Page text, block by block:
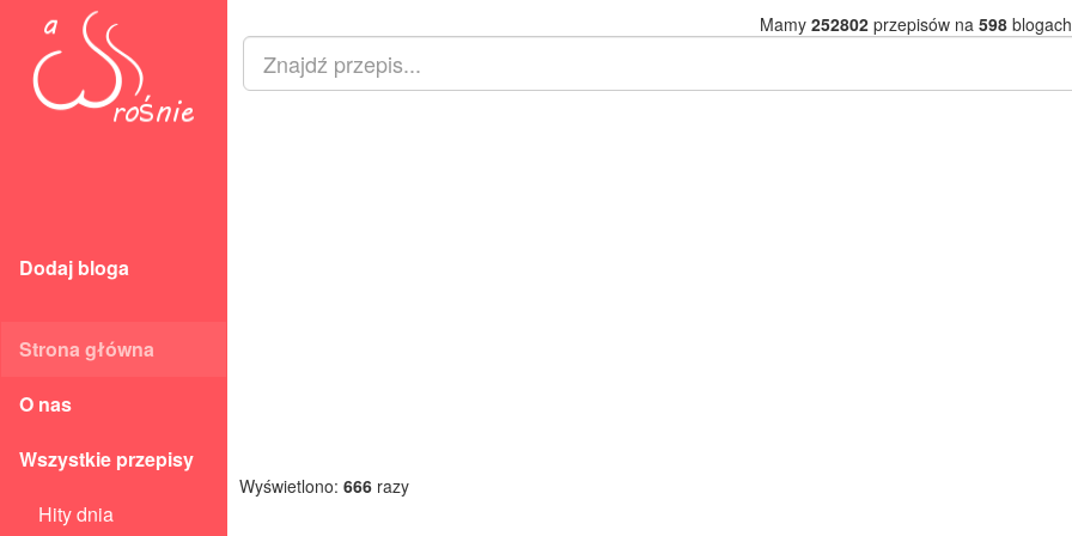
Dodaj bloga
Strona główna
O nas
Wszystkie przepisy
Hity dnia
Mamy 252802przepisów na 598
Wyświetlono: 666 razy